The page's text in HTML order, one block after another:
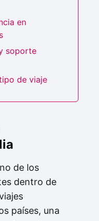
en
soporte
de viaje
de los
dentro de
países, una